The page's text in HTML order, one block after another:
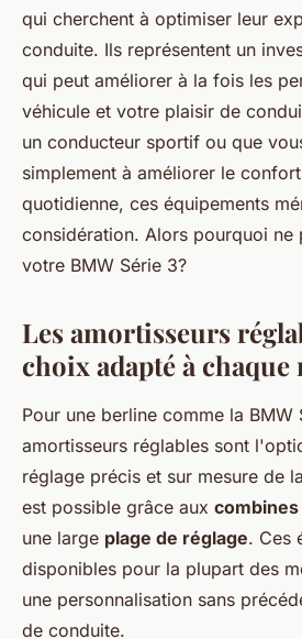
qui cherchent à optimiser leur
conduite. Ils représentent un
qui peut améliorer à la fois les
véhicule et votre plaisir de
un conducteur sportif ou que
simplement à améliorer le
quotidienne, ces équipements
considération. Alors pourquoi ne
votre BMW Série 3?
Les amortisseurs
choix adapté à chaque
Pour une berline comme la BMW
amortisseurs réglables sont
réglage précis et sur mesure de
est possible grâce aux
une large plage de réglage. Ces
disponibles pour la plupart des
une personnalisation sans
de conduite.